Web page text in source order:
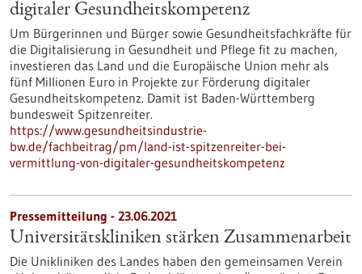
digitaler Gesundheitskompetenz
Um Bürgerinnen und Bürger sowie Gesundheitsfachkräfte für
die Digitalisierung in Gesundheit und Pflege fit zu machen,
investieren das Land und die Europäische Union mehr als
fünf Millionen Euro in Projekte zur Förderung digitaler
Gesundheitskompetenz. Damit ist Baden-Württemberg
bundesweit Spitzenreiter.
https://www.gesundheitsindustrie-
bw.de/fachbeitrag/pm/land-ist-spitzenreiter-bei-
vermittlung-von-digitaler-gesundheitskompetenz
Pressemitteilung - 23.06.2021
Universitätskliniken stärken Zusammenarbeit
Die Unikliniken des Landes haben den gemeinsamen Verein